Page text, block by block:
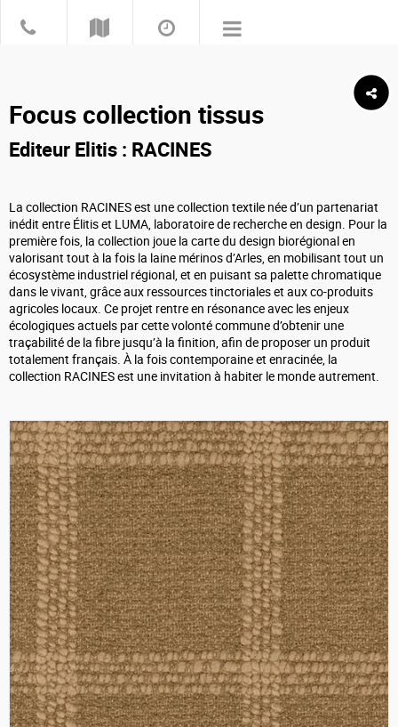
Focus collection tissus
Editeur Elitis : RACINES
La collection RACINES est une collection textile née d’un partenariat
inédit entre Élitis et LUMA, laboratoire de recherche en design. Pour la
première fois, la collection joue la carte du design biorégional en
valorisant tout à la fois la laine mérinos d’Arles, en mobilisant tout un
écosystème industriel régional, et en puisant sa palette chromatique
dans le vivant, grâce aux ressources tinctoriales et aux co-produits
agricoles locaux. Ce projet rentre en résonance avec les enjeux
écologiques actuels par cette volonté commune d’obtenir une
traçabilité de la fibre jusqu’à la finition, afin de proposer un produit
totalement français. À la fois contemporaine et enracinée, la
collection RACINES est une invitation à habiter le monde autrement.